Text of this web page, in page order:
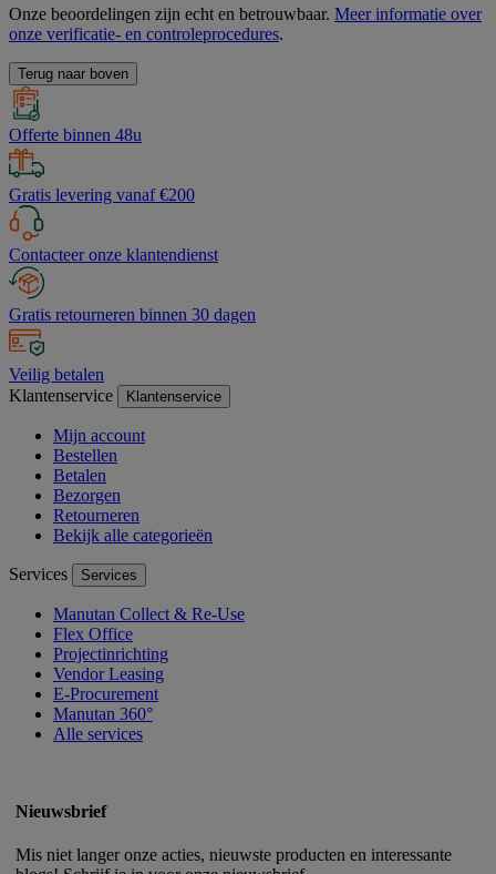
Onze beoordelingen zijn echt en betrouwbaar. Meer informatie over
onze verificatie- en controleprocedures.
Terug naar boven
Offerte binnen 48u
Gratis levering vanaf €200
Contacteer onze klantendienst
Gratis retourneren binnen 30 dagen
Veilig betalen
Klantenservice
Klantenservice
Mijn account
Bestellen
Betalen
Bezorgen
Retourneren
Bekijk alle categorieën
Services Services
Manutan Collect & Re-Use
Flex Office
Projectinrichting
Vendor Leasing
E-Procurement
Manutan 360°
Alle services
Nieuwsbrief
Mis niet langer onze acties, nieuwste producten en interessante